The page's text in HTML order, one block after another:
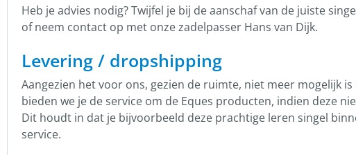
Heb je advies nodig? Twijfel je bij de aanschaf van de juiste
of neem contact op met onze zadelpasser Hans van Dijk.
Levering / dropshipping
Aangezien het voor ons, gezien de ruimte, niet meer mogelijk
bieden we je de service om de Eques producten, indien deze
Dit houdt in dat je bijvoorbeeld deze prachtige leren singel
service.